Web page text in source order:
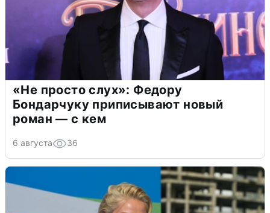
«Не просто слух»: Федору
Бондарчуку приписывают новый
роман — с кем
6 августа 36